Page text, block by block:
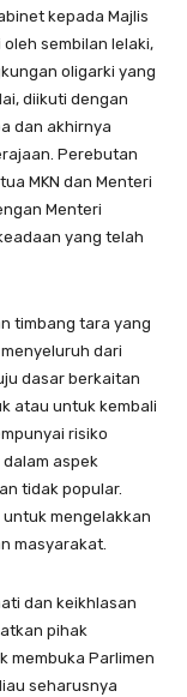
kepada Majlis
sembilan lelaki,
oligarki yang
diikuti dengan
dan akhirnya
Perebutan
MKN dan Menteri
Menteri
yang telah
timbang tara yang
dari
dasar berkaitan
atau untuk kembali
risiko
aspek
tidak popular.
mengelakkan
masyarakat.
dan keikhlasan
pihak
membuka Parlimen
seharusnya